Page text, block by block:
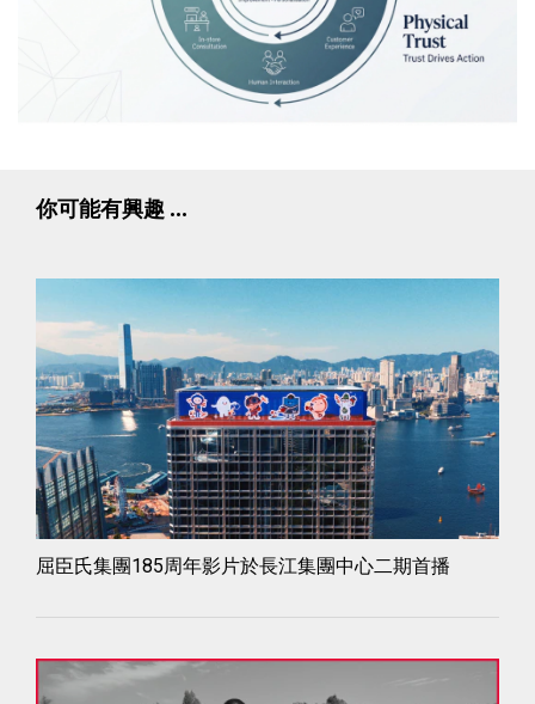
你可能有興趣 ...
屈臣氏集團185周年影片於長江集團中心二期首播